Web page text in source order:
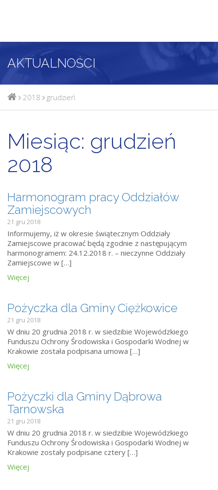
AKTUALNOŚCI
2018 grudzień
Miesiąc: grudzień
2018
Harmonogram pracy Oddziałów
Zamiejscowych
21 gru 2018
Informujemy, iż w okresie świątecznym Oddziały
Zamiejscowe pracować będą zgodnie z następującym
harmonogramem: 24.12.2018 r. – nieczynne Oddziały
Zamiejscowe w […]
Więcej
Pożyczka dla Gminy Ciężkowice
21 gru 2018
W dniu 20 grudnia 2018 r. w siedzibie Wojewódzkiego
Funduszu Ochrony Środowiska i Gospodarki Wodnej w
Krakowie została podpisana umowa […]
Więcej
Pożyczki dla Gminy Dąbrowa
Tarnowska
21 gru 2018
W dniu 20 grudnia 2018 r. w siedzibie Wojewódzkiego
Funduszu Ochrony Środowiska i Gospodarki Wodnej w
Krakowie zostały podpisane cztery […]
Więcej